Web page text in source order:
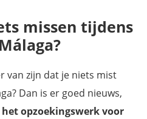
missen tijdens
van zijn dat je niets mist
Dan is er goed nieuws,
opzoekingswerk voor